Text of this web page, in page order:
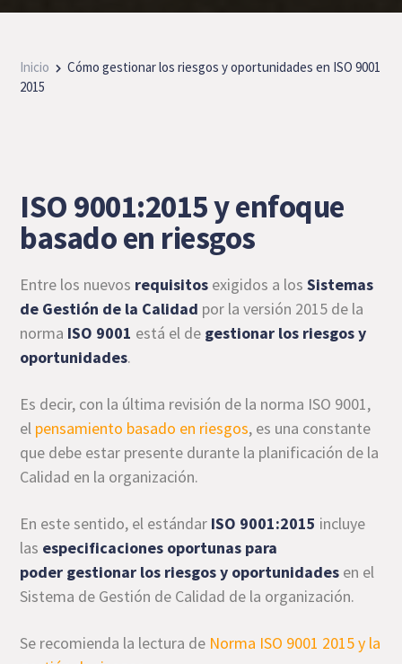
Inicio
Cómo gestionar los riesgos y oportunidades en ISO 9001
2015
ISO 9001:2015 y enfoque
basado en riesgos
Entre los nuevos requisitos exigidos a los Sistemas
de Gestión de la Calidad por la versión 2015 de la
norma ISO 9001 está el de gestionar los riesgos y
oportunidades.
Es decir, con la última revisión de la norma ISO 9001,
el pensamiento basado en riesgos, es una constante
que debe estar presente durante la planificación de la
Calidad en la organización.
En este sentido, el estándar ISO 9001:2015 incluye
las especificaciones oportunas para
poder gestionar los riesgos y oportunidades en el
Sistema de Gestión de Calidad de la organización.
Se recomienda la lectura de Norma ISO 9001 2015 y la